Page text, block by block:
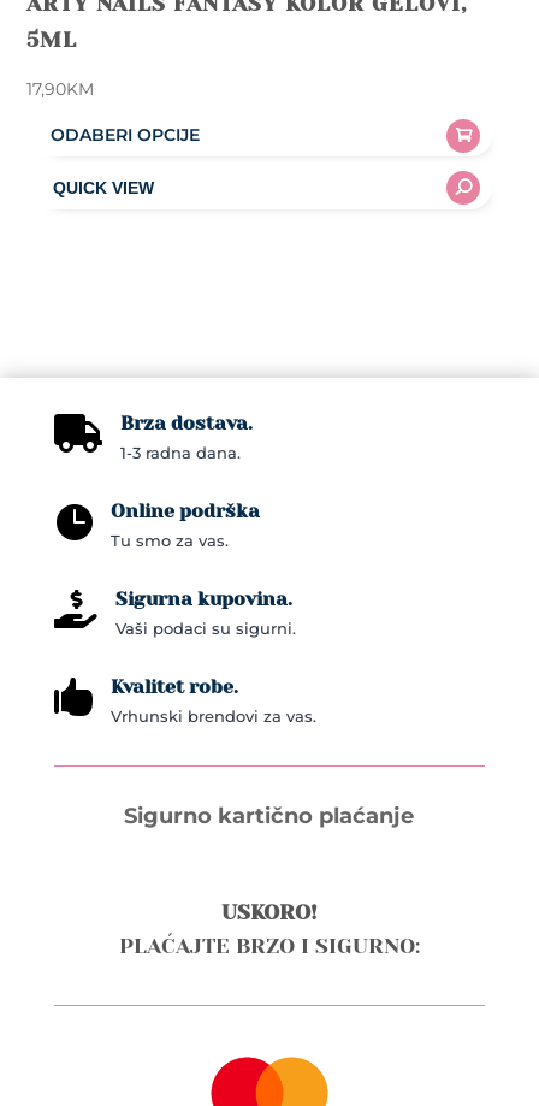
5ML
17,90KM
ODABERI OPCIJE
product
chosen
product
 Brza dostava.
1-3 radna dana.
 Online podrška
Tu smo za vas.
 Sigurna kupovina.
Vaši podaci su sigurni.
 Kvalitet robe.
Vrhunski brendovi za vas.
Sigurno kartično plaćanje
USKORO!
PLAĆAJTE BRZO I SIGURNO: